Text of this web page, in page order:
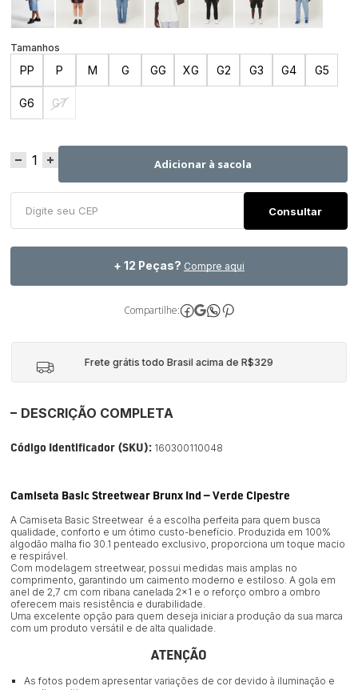
PP P M G GG XG G2 G3 G4 G5
G6 G7
Adicionar à sacola
+ 12 Peças? Compre aqui
Compartilhe:
Frete grátis todo Brasil acima de R$329
DESCRIÇÃO COMPLETA
Código Identificador (SKU): 160300110048
Camiseta Basic Streetwear Brunx Ind — Verde Cipestre
A Camiseta Basic Streetwear é a escolha perfeita para quem busca
qualidade, conforto e um ótimo custo-benefício. Produzida em 100%
algodão malha fio 30.1 penteado exclusivo, proporciona um toque macio
e respirável.
Com modelagem streetwear, possui medidas mais amplas no
comprimento, garantindo um caimento moderno e estiloso. A gola em
anel de 2,7 cm com ribana canelada 2x1 e o reforço ombro a ombro
oferecem mais resistência e durabilidade.
Uma excelente opção para quem deseja iniciar a produção da sua marca
com um produto versátil e de alta qualidade.
ATENÇÃO
As fotos podem apresentar variações de cor devido à iluminação e